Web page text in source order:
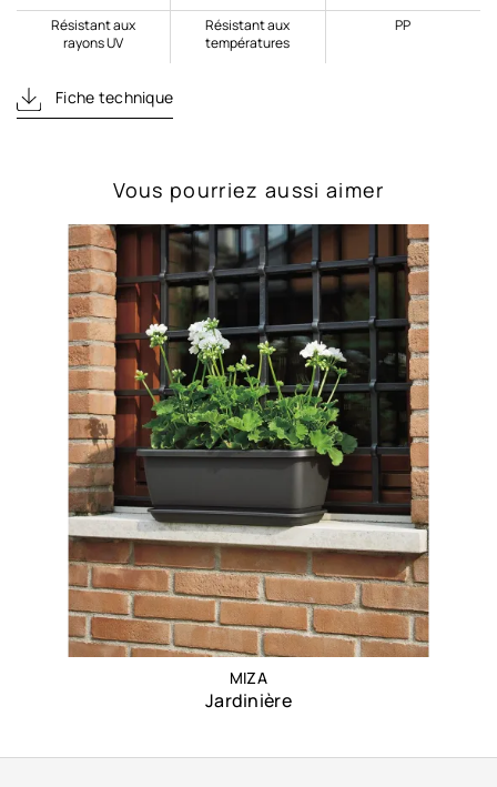
Résistant aux
rayons UV
Résistant aux
températures
PP
Fiche technique
Vous pourriez aussi aimer
MIZA
Jardinière